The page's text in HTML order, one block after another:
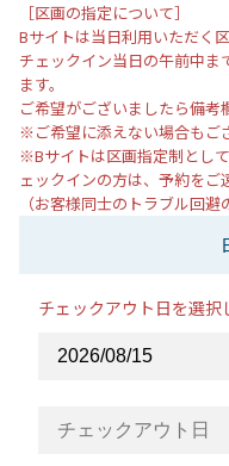
［区画の指定について］
Bサイトは当日利用いただく
チェックイン当日の午前中
ます。
ご希望がございましたら備考
※ご希望に添えない場合もご
※Bサイトは区画指定制とし
ェックインの方は、予約をご
（お客様同士のトラブル回避
チェックアウト日を選択